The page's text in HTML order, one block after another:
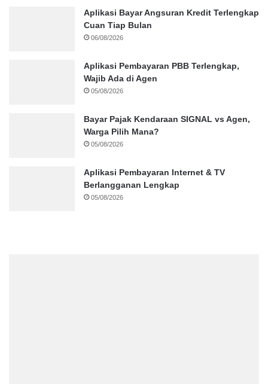
Aplikasi Bayar Angsuran Kredit Terlengkap
Cuan Tiap Bulan
06/08/2026
Aplikasi Pembayaran PBB Terlengkap,
Wajib Ada di Agen
05/08/2026
Bayar Pajak Kendaraan SIGNAL vs Agen,
Warga Pilih Mana?
05/08/2026
Aplikasi Pembayaran Internet & TV
Berlangganan Lengkap
05/08/2026